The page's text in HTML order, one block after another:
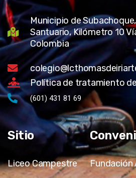
Municipio de
Santuario, Kilómetro 10
Colombia
Política de tratamiento
(601) 431 81 69
Sitio
Liceo Campestre
Fundación